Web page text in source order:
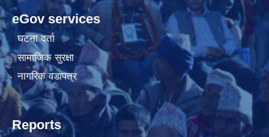
eGov services
घटना दर्ता
सामाजिक सुरक्षा
नागरिक वडापत्र
Reports